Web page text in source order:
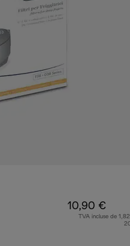
10,90 €
TVA incluse de